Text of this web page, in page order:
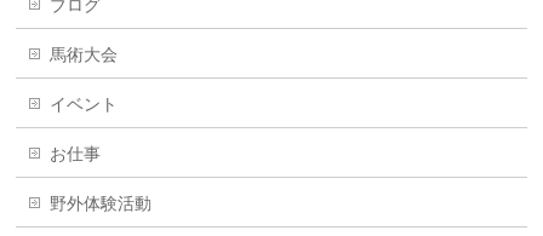
ブログ
馬術大会
イベント
お仕事
野外体験活動